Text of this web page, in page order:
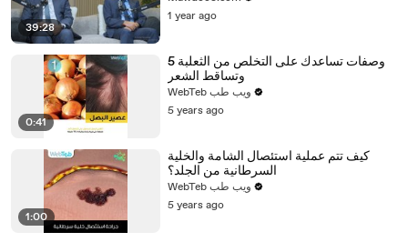
39:28
1 year ago
0:41
5 وصفات تساعدك على التخلص من الثعلبة
وتساقط الشعر
WebTeb ويب طب
5 years ago
1:00
كيف تتم عملية استئصال الشامة والخلية
السرطانية من الجلد؟
WebTeb ويب طب
5 years ago